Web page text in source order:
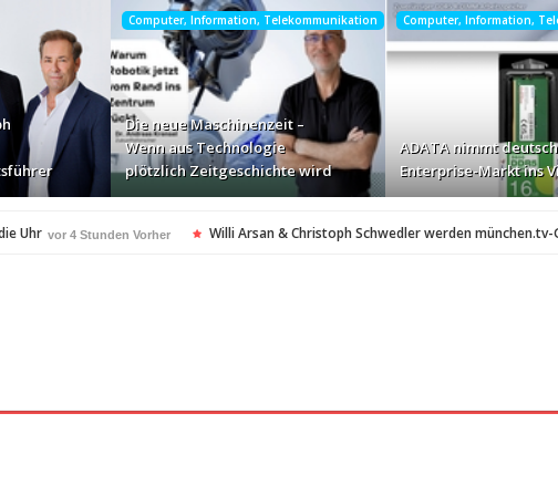
Computer, Information, Telekommunikation
Die neue Maschinenzeit –
Wenn aus Technologie
plötzlich Zeitgeschichte wird
Computer, Information,
ADATA nimmt
Enterprise-Markt ins
Uhr vor 4 Stunden Vorher Willi Arsan & Christoph Schwedler werden
Batterie-Unabhängigkeit: Die Entstehung des Battery Valley in Québec
Virginia Beach
Angebot für Hotels